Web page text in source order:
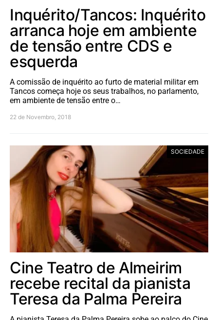
Inquérito/Tancos: Inquérito
arranca hoje em ambiente
de tensão entre CDS e
esquerda
A comissão de inquérito ao furto de material militar em
Tancos começa hoje os seus trabalhos, no parlamento,
em ambiente de tensão entre o…
22 de Novembro, 2018
SOCIEDADE
Cine Teatro de Almeirim
recebe recital da pianista
Teresa da Palma Pereira